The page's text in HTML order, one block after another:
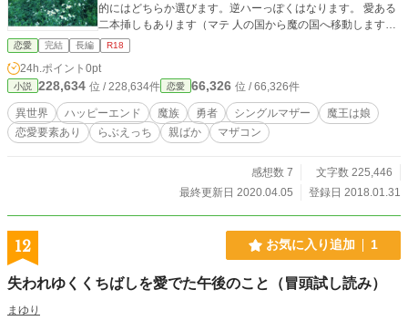
的にはどちらか選びます。逆ハーっぽくはなります。 愛ある
二本挿しもあります（マテ 人の国から魔の国へ移動します。
私的には恋愛なので恋愛カテで！（ぉぃ
恋愛 完結 長編 R18
24h.ポイント 0pt
小説 228,634 位 / 228,634件 恋愛 66,326 位 / 66,326件
異世界 ハッピーエンド 魔族 勇者 シングルマザー
魔王は娘
恋愛要素あり
らぶえっち 親ばか マザコン
感想数 7
文字数 225,446
最終更新日 2020.04.05
登録日 2018.01.31
12 お気に入り追加 1
失われゆくくちばしを愛でた午後のこと（冒頭試し読み）
まゆり